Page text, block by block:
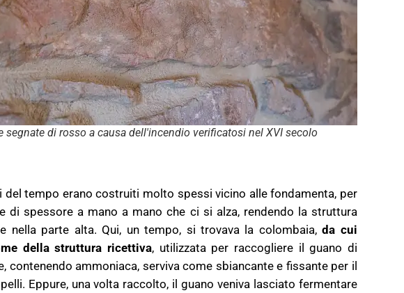
segnate di rosso a causa dell'incendio verificatosi nel XVI secolo
del tempo erano costruiti molto spessi vicino alle fondamenta, per
di spessore a mano a mano che ci si alza, rendendo la struttura
nella parte alta. Qui, un tempo, si trovava la colombaia,da cui
della struttura ricettiva, utilizzata per raccogliere il guano di
contenendo ammoniaca, serviva come sbiancante e fissante per il
Eppure, una volta raccolto, il guano veniva lasciato fermentare